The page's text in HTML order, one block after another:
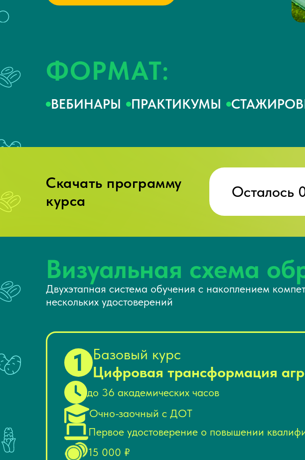
ФОРМАТ:
ВЕБИНАРЫ ПРАКТИКУМЫ
Скачать программу
курса
Осталось
1
Базовый курс
Цифровая трансформация
до 36 академических часов
Очно-заочный с ДОТ
Первое удостоверение о повышении
15 000 ₽
Визуальная схема
Двухэтапная система обучения с накоплением
нескольких удостоверений